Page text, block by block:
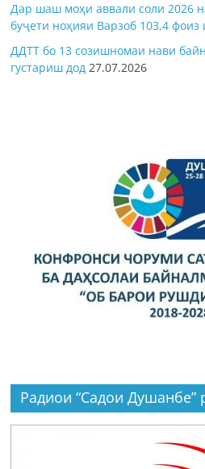
Дар шаш моҳи аввали соли 2026
буҷети ноҳияи Варзоб 103,4
ДДТТ бо 13 созишномаи нави
густариш дод 27.07.2026
Радиои “Садои Душанбе”